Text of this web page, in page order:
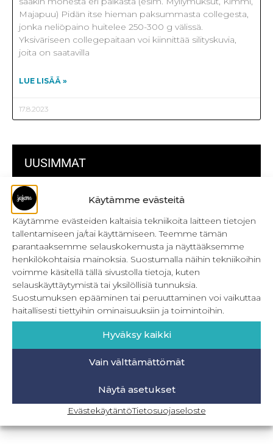
Käytämme evästeitä
Käytämme evästeiden kaltaisia tekniikoita laitteen tietojen
tallentamiseen ja/tai käyttämiseen. Teemme tämän
parantaaksemme selauskokemusta ja näyttääksemme
henkilökohtaisia mainoksia. Suostumalla näihin tekniikoihin
voimme käsitellä tällä sivustolla tietoja, kuten
selauskäyttäytymistä tai yksilöllisiä tunnuksia.
Suostumuksen epääminen tai peruuttaminen voi vaikuttaa
haitallisesti tiettyihin ominaisuuksiin ja toimintoihin.
Hyväksy kaikki
Vain välttämättömät
Näytä asetukset
EvästekäytäntöTietosuojaseloste
UUSIMMAT
Kulmikas pussukka kaava Särmä
Bokserikuminauhan ompelu
Metrivetoketjun käyttö
Metrivetoketjun lukon pujottaminen
Onnistu joustavien vaatteiden ompelussa
Laakasauman ompelu saumurilla
Jujunan ompelubingo heinä-joulukuulle
Retkeilyhousujen materiaalit ja tarvikkeet
BLOGI-SIVULLE
Majapuu) Pidän itse hieman paksummasta collegesta,
jonka neliöpaino huitelee 250-300 g välissä.
Yksiväriseen collegepaitaan voi kiinnittää silityskuvia,
joita on saatavilla
LUE LISÄÄ »
17.8.2023